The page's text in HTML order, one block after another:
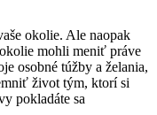
okolie. Ale naopak
mohli meniť práve
osobné túžby a želania,
život tým, ktorí si
pokladáte sa